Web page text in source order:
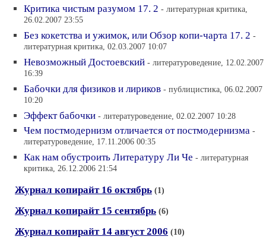
Критика чистым разумом 17. 2 - литературная критика,
26.02.2007 23:55
Без кокетства и ужимок, или Oбзор копи-чарта 17. 2 -
литературная критика, 02.03.2007 10:07
Невозможный Достоевский - литературоведение, 12.02.2007
16:39
Бабочки для физиков и лириков - публицистика, 06.02.2007
10:20
Эффект бабочки - литературоведение, 02.02.2007 10:28
Чем постмодернизм отличается от постмодернизма -
литературоведение, 17.11.2006 00:35
Как нам обустроить Литературу Ли Че - литературная
критика, 26.12.2006 21:54
Журнал копирайт 16 октябрь (1)
Журнал копирайт 15 сентябрь (6)
Журнал копирайт 14 август 2006 (10)